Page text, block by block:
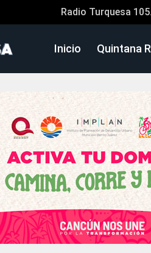
Radio Turquesa
Inicio Quintana